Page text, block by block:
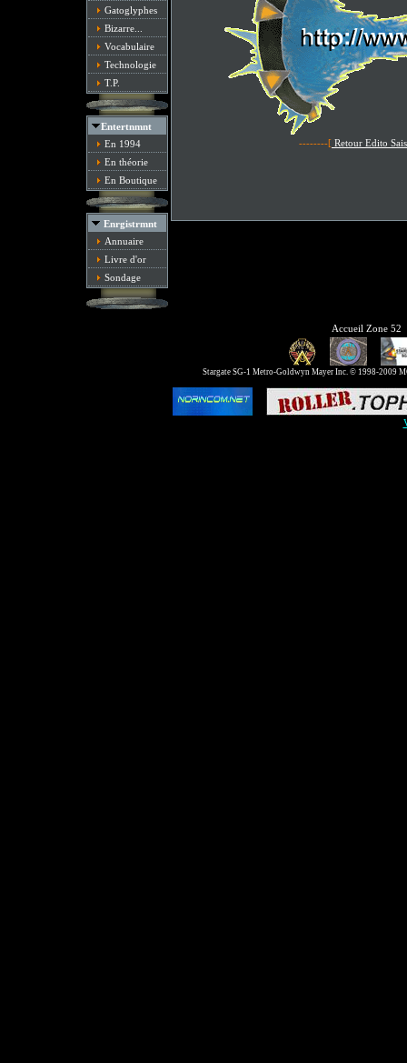
Gatoglyphes
Bizarre...
Vocabulaire
Technologie
T.P.
Entertnmnt
En 1994
En théorie
En Boutique
Enrgistrmnt
Annuaire
Livre d'or
Sondage
--------[ Retour Edito
Accueil Zone 52
Stargate SG-1 Metro-Goldwyn Mayer Inc. © 1998-2009